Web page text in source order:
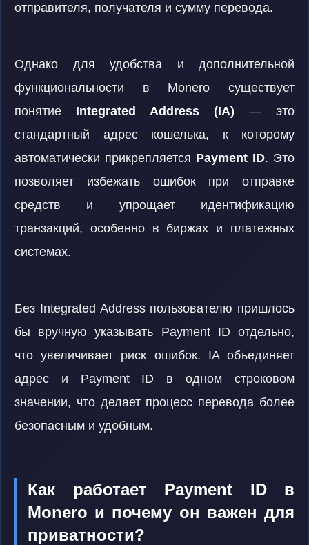
отправителя, получателя и сумму перевода.
Однако для удобства и дополнительной
функциональности в Monero существует
понятие Integrated Address (IA) — это
стандартный адрес кошелька, к которому
автоматически прикрепляется Payment ID. Это
позволяет избежать ошибок при отправке
средств и упрощает идентификацию
транзакций, особенно в биржах и платежных
системах.
Без Integrated Address пользователю пришлось
бы вручную указывать Payment ID отдельно,
что увеличивает риск ошибок. IA объединяет
адрес и Payment ID в одном строковом
значении, что делает процесс перевода более
безопасным и удобным.
Как работает Payment ID в
Monero и почему он важен для
приватности?